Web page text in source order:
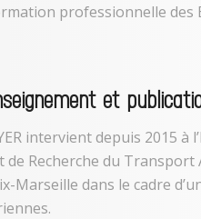
professionnelle des
et
intervient depuis 2015 à
Recherche du Transport
Marseille dans le cadre